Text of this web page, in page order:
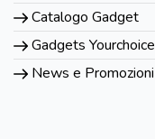
Catalogo Gadget
Gadgets Yourchoice
News e Promozioni